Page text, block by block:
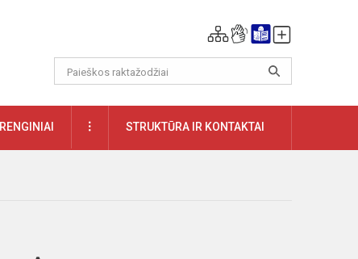
RENGINIAI DAUGIAUSTRUKTŪRA IR KONTAKTAI